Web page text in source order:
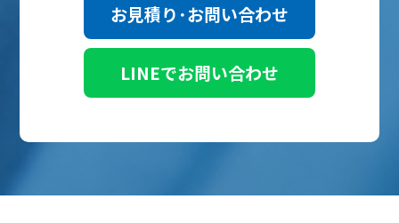
お見積り･お問い合わせ
LINEでお問い合わせ